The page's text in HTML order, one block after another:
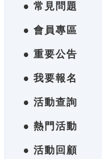
● 常見問題
● 會員專區
● 重要公告
● 我要報名
● 活動查詢
● 熱門活動
● 活動回顧